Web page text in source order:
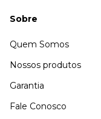
Sobre
Quem Somos
Nossos produtos
Garantia
Fale Conosco